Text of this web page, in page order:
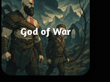
God of War